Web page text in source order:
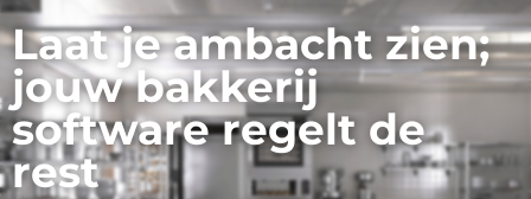
Laat je ambacht zien;
jouw bakkerij
software regelt de
rest